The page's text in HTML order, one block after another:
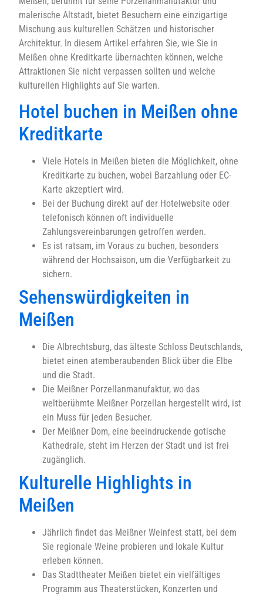
malerische Altstadt, bietet Besuchern eine einzigartige
Mischung aus kulturellen Schätzen und historischer
Architektur. In diesem Artikel erfahren Sie, wie Sie in
Meißen ohne Kreditkarte übernachten können, welche
Attraktionen Sie nicht verpassen sollten und welche
kulturellen Highlights auf Sie warten.
Hotel buchen in Meißen ohne
Kreditkarte
Viele Hotels in Meißen bieten die Möglichkeit, ohne
Kreditkarte zu buchen, wobei Barzahlung oder EC-
Karte akzeptiert wird.
Bei der Buchung direkt auf der Hotelwebsite oder
telefonisch können oft individuelle
Zahlungsvereinbarungen getroffen werden.
Es ist ratsam, im Voraus zu buchen, besonders
während der Hochsaison, um die Verfügbarkeit zu
sichern.
Sehenswürdigkeiten in
Meißen
Die Albrechtsburg, das älteste Schloss Deutschlands,
bietet einen atemberaubenden Blick über die Elbe
und die Stadt.
Die Meißner Porzellanmanufaktur, wo das
weltberühmte Meißner Porzellan hergestellt wird, ist
ein Muss für jeden Besucher.
Der Meißner Dom, eine beeindruckende gotische
Kathedrale, steht im Herzen der Stadt und ist frei
zugänglich.
Kulturelle Highlights in
Meißen
Jährlich findet das Meißner Weinfest statt, bei dem
Sie regionale Weine probieren und lokale Kultur
erleben können.
Das Stadttheater Meißen bietet ein vielfältiges
Programm aus Theaterstücken, Konzerten und